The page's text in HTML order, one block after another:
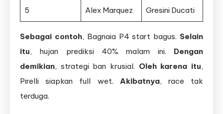
5 Alex Marquez Gresini Ducati
Sebagai contoh, Bagnaia P4 start bagus. Selain
itu, hujan prediksi 40% malam ini. Dengan
demikian, strategi ban krusial. Oleh karena itu,
Pirelli siapkan full wet. Akibatnya, race tak
terduga.